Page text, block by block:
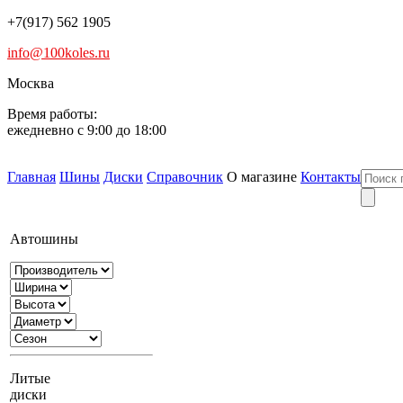
+7(917) 562 1905
info@100koles.ru
Москва
Время работы:
ежедневно с 9:00 до 18:00
Главная Шины Диски Справочник О магазине Контакты
Автошины
Литые
диски